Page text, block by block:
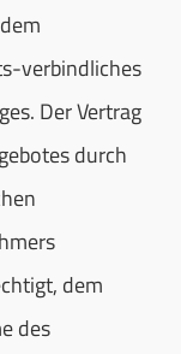
verbindliches
Der Vertrag
durch
dem
des